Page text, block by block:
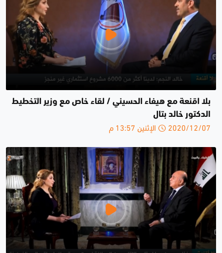
بلا اقنعة مع هيفاء الحسيني / لقاء خاص مع وزير التخطيط
الدكتور خالد بتال
2020/12/07 الإثنين 13:57 م